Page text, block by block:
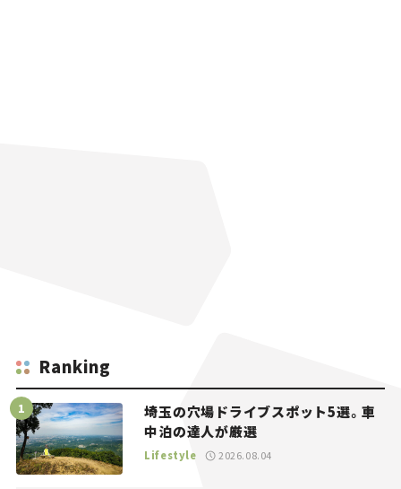
Ranking
埼玉の穴場ドライブスポット5選。車
中泊の達人が厳選
Lifestyle 2026.08.04